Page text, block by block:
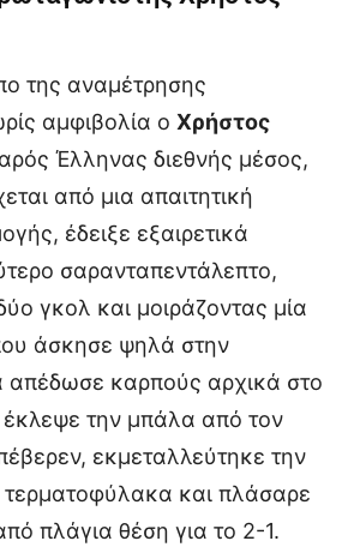
της αναμέτρησης
αμφιβολία ο Χρήστος
Έλληνας διεθνής μέσος,
από μια απαιτητική
έδειξε εξαιρετικά
σαρανταπεντάλεπτο,
γκολ και μοιράζοντας μία
άσκησε ψηλά στην
απέδωσε καρπούς αρχικά στο
έκλεψε την μπάλα από τον
εκμεταλλεύτηκε την
και πλάσαρε
πλάγια θέση για το 2-1.